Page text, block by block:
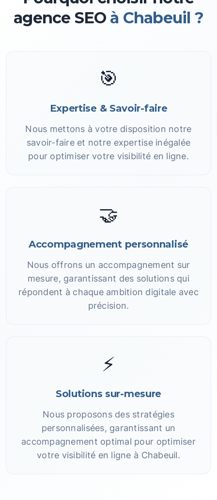
agence SEO à Chabeuil ?
🎯
Expertise & Savoir-faire
Nous mettons à votre disposition notre
savoir-faire et notre expertise inégalée
pour optimiser votre visibilité en ligne.
🤝
Accompagnement personnalisé
Nous offrons un accompagnement sur
mesure, garantissant des solutions qui
répondent à chaque ambition digitale avec
précision.
⚡
Solutions sur-mesure
Nous proposons des stratégies
personnalisées, garantissant un
accompagnement optimal pour optimiser
votre visibilité en ligne à Chabeuil.